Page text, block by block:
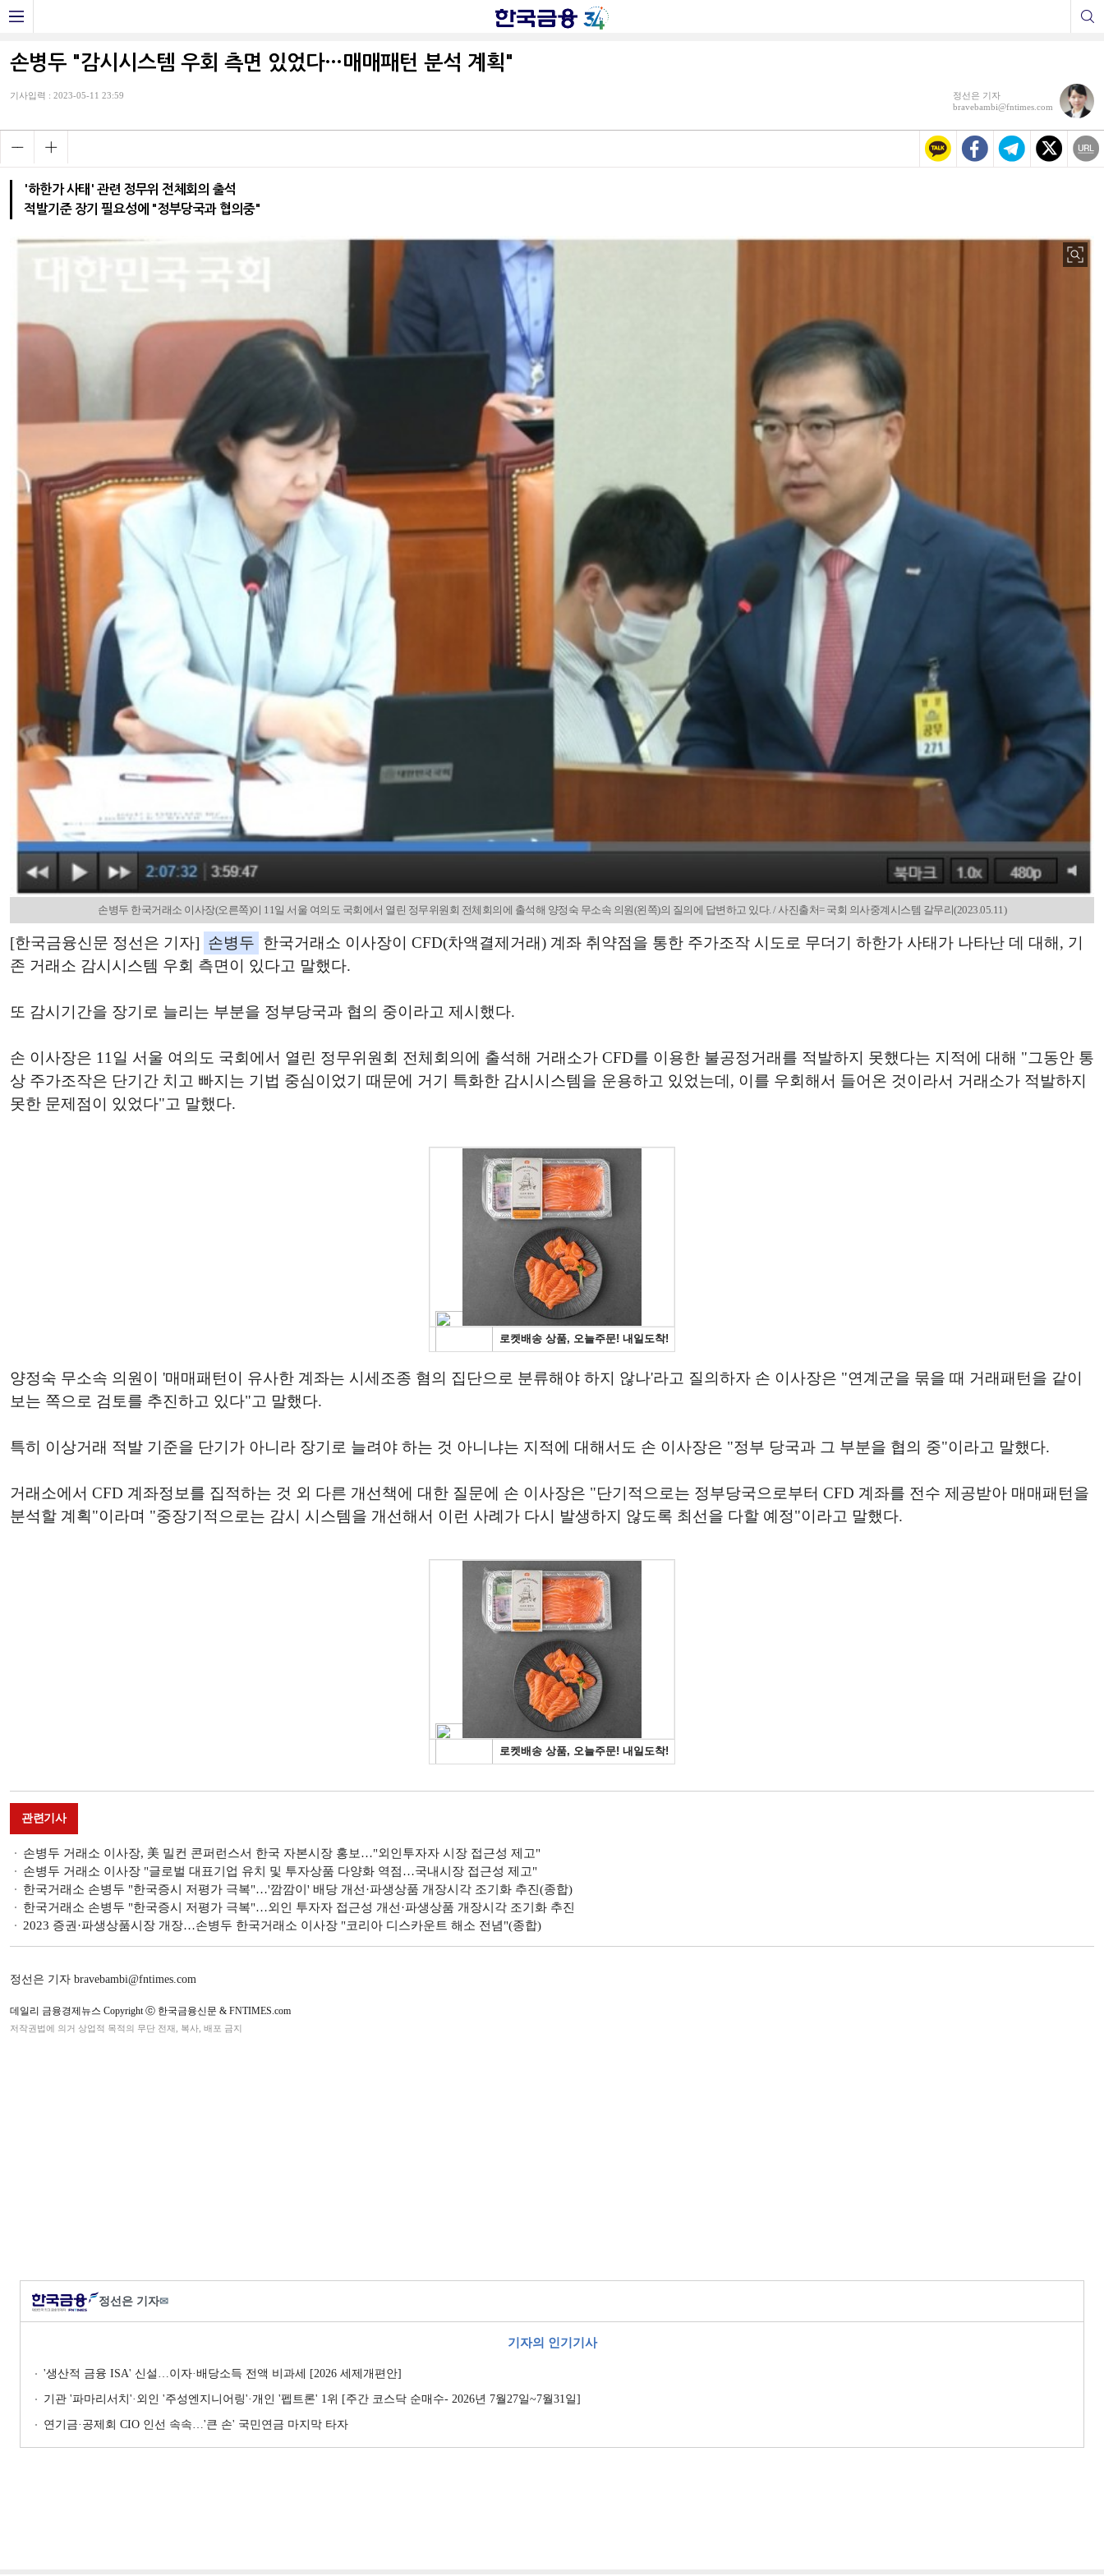
손병두 "감시시스템 우회 측면 있었다…매매패턴 분석 계획"
기사입력 : 2023-05-11 23:59
정선은 기자
bravebambi@fntimes.com
'하한가 사태' 관련 정무위 전체회의 출석
적발기준 장기 필요성에 "정부당국과 협의중"
손병두 한국거래소 이사장(오른쪽)이 11일 서울 여의도 국회에서 열린 정무위원회 전체회의에 출석해 양정숙 무소속 의원(왼쪽)의 질의에 답변하고 있다. / 사진출처= 국회 의사중계시스템 갈무리(2023.05.11)
[한국금융신문 정선은 기자] 손병두 한국거래소 이사장이 CFD(차액결제거래) 계좌 취약점을 통한 주가조작 시도로 무더기 하한가 사태가 나타난 데 대해, 기
존 거래소 감시시스템 우회 측면이 있다고 말했다.
또 감시기간을 장기로 늘리는 부분을 정부당국과 협의 중이라고 제시했다.
손 이사장은 11일 서울 여의도 국회에서 열린 정무위원회 전체회의에 출석해 거래소가 CFD를 이용한 불공정거래를 적발하지 못했다는 지적에 대해 "그동안 통
상 주가조작은 단기간 치고 빠지는 기법 중심이었기 때문에 거기 특화한 감시시스템을 운용하고 있었는데, 이를 우회해서 들어온 것이라서 거래소가 적발하지
못한 문제점이 있었다"고 말했다.
양정숙 무소속 의원이 '매매패턴이 유사한 계좌는 시세조종 혐의 집단으로 분류해야 하지 않나'라고 질의하자 손 이사장은 "연계군을 묶을 때 거래패턴을 같이
보는 쪽으로 검토를 추진하고 있다"고 말했다.
특히 이상거래 적발 기준을 단기가 아니라 장기로 늘려야 하는 것 아니냐는 지적에 대해서도 손 이사장은 "정부 당국과 그 부분을 협의 중"이라고 말했다.
거래소에서 CFD 계좌정보를 집적하는 것 외 다른 개선책에 대한 질문에 손 이사장은 "단기적으로는 정부당국으로부터 CFD 계좌를 전수 제공받아 매매패턴을
분석할 계획"이라며 "중장기적으로는 감시 시스템을 개선해서 이런 사례가 다시 발생하지 않도록 최선을 다할 예정"이라고 말했다.
관련기사
손병두 거래소 이사장, 美 밀컨 콘퍼런스서 한국 자본시장 홍보…"외인투자자 시장 접근성 제고"
손병두 거래소 이사장 "글로벌 대표기업 유치 및 투자상품 다양화 역점…국내시장 접근성 제고"
한국거래소 손병두 "한국증시 저평가 극복"…'깜깜이' 배당 개선·파생상품 개장시각 조기화 추진(종합)
한국거래소 손병두 "한국증시 저평가 극복"…외인 투자자 접근성 개선·파생상품 개장시각 조기화 추진
2023 증권·파생상품시장 개장…손병두 한국거래소 이사장 "코리아 디스카운트 해소 전념"(종합)
정선은 기자 bravebambi@fntimes.com
데일리 금융경제뉴스 Copyright ⓒ 한국금융신문 & FNTIMES.com
저작권법에 의거 상업적 목적의 무단 전재, 복사, 배포 금지
정선은 기자✉
기자의 인기기사
'생산적 금융 ISA' 신설…이자·배당소득 전액 비과세 [2026 세제개편안]
기관 '파마리서치'·외인 '주성엔지니어링'·개인 '펩트론' 1위 [주간 코스닥 순매수- 2026년 7월27일~7월31일]
연기금·공제회 CIO 인선 속속…'큰 손' 국민연금 마지막 타자